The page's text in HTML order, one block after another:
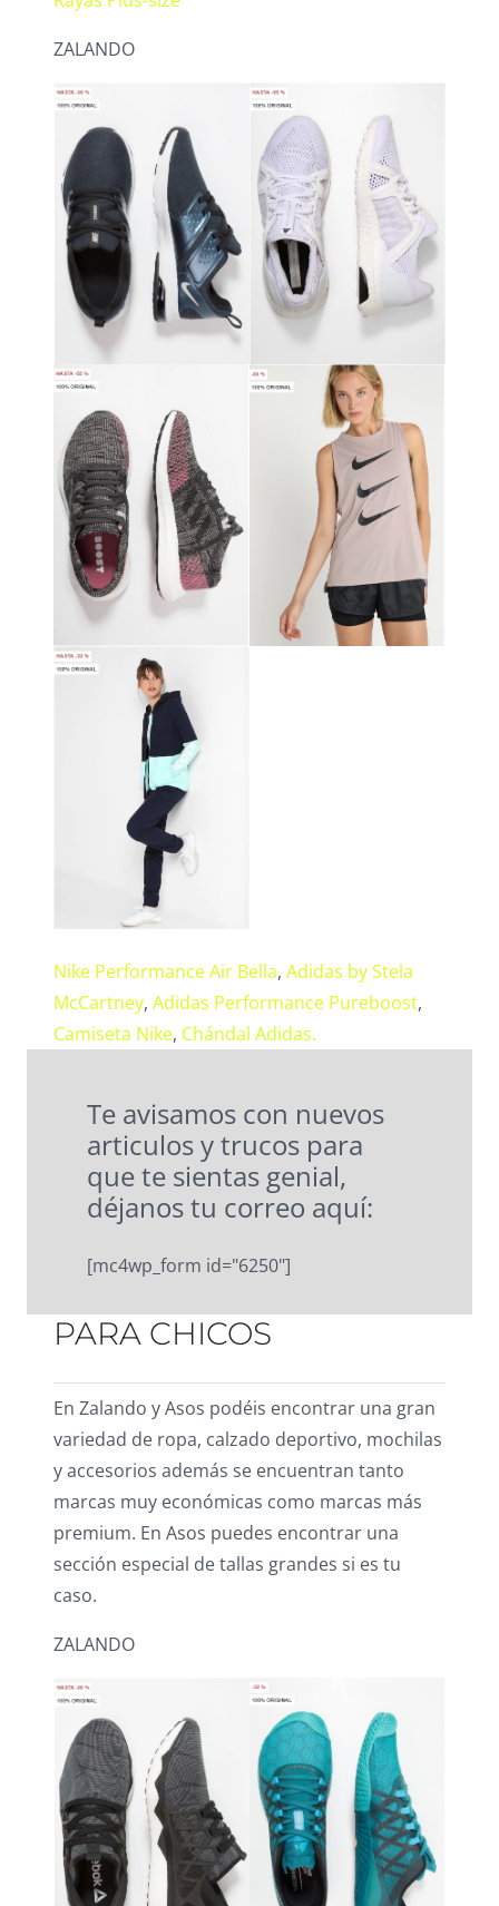
ZALANDO
Nike Performance Air Bella, Adidas by Stela
McCartney, Adidas Performance Pureboost,
Camiseta Nike, Chándal Adidas.
Te avisamos con nuevos
articulos y trucos para
que te sientas genial,
déjanos tu correo aquí:
[mc4wp_form id="6250"]
PARA CHICOS
En Zalando y Asos podéis encontrar una gran
variedad de ropa, calzado deportivo, mochilas
y accesorios además se encuentran tanto
marcas muy económicas como marcas más
premium. En Asos puedes encontrar una
sección especial de tallas grandes si es tu
caso.
ZALANDO